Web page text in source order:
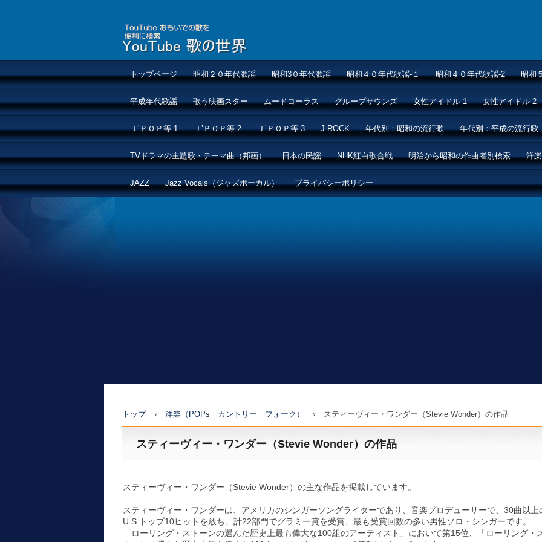
トップページ 昭和２０年代歌謡 昭和3０年代歌謡 昭和４０年代歌謡-１ 昭和４０年代歌謡-2 昭和
平成年代歌謡 歌う映画スター ムードコーラス グループサウンズ 女性アイドル-1 女性アイドル-2
Ｊ’ＰＯＰ等-1 Ｊ’ＰＯＰ等-2 Ｊ’ＰＯＰ等-3 J-ROCK 年代別：昭和の流行歌 年代別：平成の流行歌
TVドラマの主題歌・テーマ曲（邦画） 日本の民謡 NHK紅白歌合戦 明治から昭和の作曲者別検索 洋
JAZZ Jazz Vocals（ジャズボーカル） プライバシーポリシー
トップ › 洋楽（POPs カントリー フォーク） › スティーヴィー・ワンダー（Stevie Wonder）の作品
スティーヴィー・ワンダー（Stevie Wonder）の作品
スティーヴィー・ワンダー（Stevie Wonder）の主な作品を掲載しています。
スティーヴィー・ワンダーは、アメリカのシンガーソングライターであり、音楽プロデューサーで、30曲以上
U.S.トップ10ヒットを放ち、計22部門でグラミー賞を受賞、最も受賞回数の多い男性ソロ・シンガーです。
「ローリング・ストーンの選んだ歴史上最も偉大な100組のアーティスト」において第15位、「ローリング・